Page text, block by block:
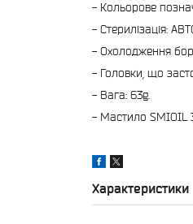
- Кольорове
- Стерилізація:
- Охолодження
- Головки, що
- Вага: 63g.
- Мастило SMIOIL
Характеристики